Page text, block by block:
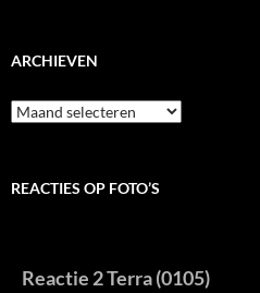
ARCHIEVEN
Archieven
REACTIES OP FOTO’S
Reactie 2 Terra (0105)